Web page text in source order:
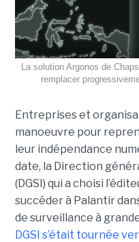
La solution Argonos de
remplacer
Entreprises et
manoeuvre pour
leur indépendance
date, la Direction
(DGSI) qui a choisi
succéder à Palantir
de surveillance à
DGSI s’était tournée